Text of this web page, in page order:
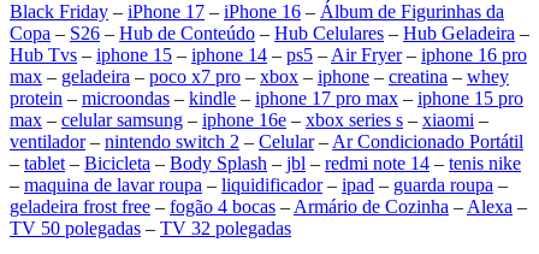
Black Friday – iPhone 17 – iPhone 16 – Álbum de Figurinhas da
Copa – S26 – Hub de Conteúdo – Hub Celulares – Hub Geladeira –
Hub Tvs – iphone 15 – iphone 14 – ps5 – Air Fryer– iphone 16 pro
max – geladeira – poco x7 pro – xbox – iphone – creatina – whey
protein – microondas – kindle – iphone 17 pro max – iphone 15 pro
max – celular samsung – iphone 16e – xbox series s – xiaomi –
ventilador– nintendo switch 2 – Celular– Ar Condicionado Portátil
– tablet – Bicicleta – Body Splash – jbl – redmi note 14 – tenis nike
– maquina de lavar roupa – liquidificador– ipad – guarda roupa –
geladeira frost free – fogão 4 bocas – Armário de Cozinha – Alexa –
TV 50 polegadas – TV 32 polegadas